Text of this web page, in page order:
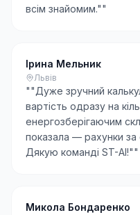
всім знайомим.""
Ірина Мельник
Львів
""Дуже зручний
вартість одразу на
енергозберігаючим
показала — рахунки за
Дякую команді ST-AI!""
Микола Бондаренко